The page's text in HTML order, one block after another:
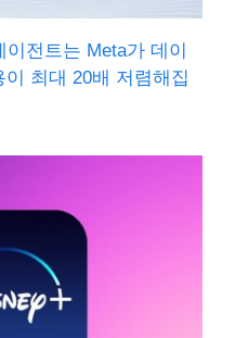
전트는 Meta가 데이
최대 20배 저렴해집